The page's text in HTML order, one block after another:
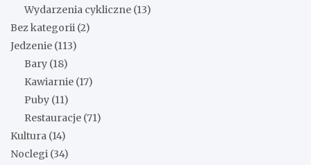
Wydarzenia cykliczne (13)
Bez kategorii (2)
Jedzenie (113)
Bary (18)
Kawiarnie (17)
Puby (11)
Restauracje (71)
Kultura (14)
Noclegi (34)